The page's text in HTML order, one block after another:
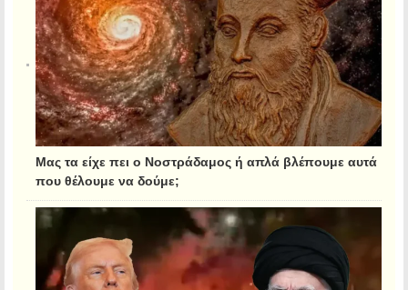
Μας τα είχε πει ο Νοστράδαμος ή απλά βλέπουμε αυτά
που θέλουμε να δούμε;